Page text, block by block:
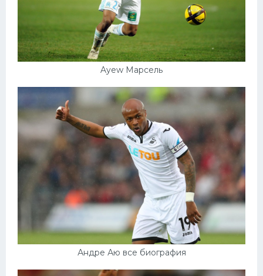
Ayew Марсель
Андре Аю все биография